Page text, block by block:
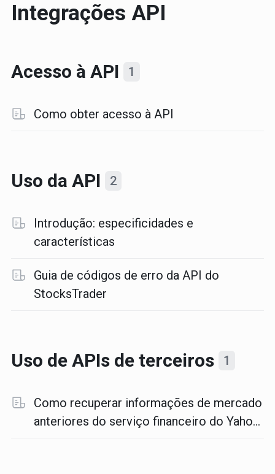
Integrações API
Acesso à API 1
Como obter acesso à API
Uso da API 2
Introdução: especificidades e
características
Guia de códigos de erro da API do
StocksTrader
Uso de APIs de terceiros 1
Como recuperar informações de mercado
anteriores do serviço financeiro do Yahoo